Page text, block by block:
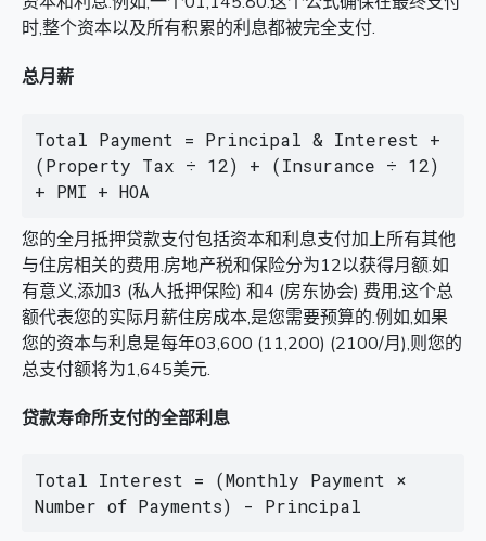
时,整个资本以及所有积累的利息都被完全支付.
总月薪
Total Payment = Principal & Interest +
(Property Tax ÷ 12) + (Insurance ÷ 12)
+ PMI + HOA
您的全月抵押贷款支付包括资本和利息支付加上所有其他
与住房相关的费用.房地产税和保险分为12以获得月额.如
有意义,添加3 (私人抵押保险) 和4 (房东协会) 费用,这个总
额代表您的实际月薪住房成本,是您需要预算的.例如,如果
您的资本与利息是每年03,600 (11,200) (2100/月),则您的
总支付额将为1,645美元.
贷款寿命所支付的全部利息
Total Interest = (Monthly Payment ×
Number of Payments) - Principal